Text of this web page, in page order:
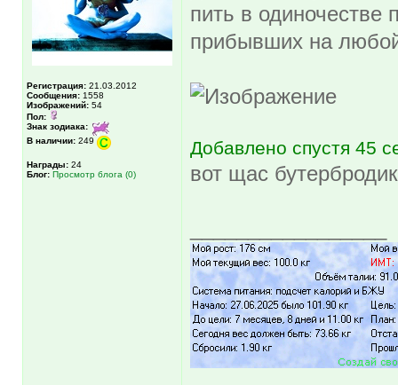
Регистрация: 21.03.2012
Сообщения: 1558
Изображений: 54
Пол:
Знак зодиака:
В наличии: 249
Награды: 24
Блог: Просмотр блога (0)
пить в одиночестве
прибывших на
Добавлено спустя 45
вот щас